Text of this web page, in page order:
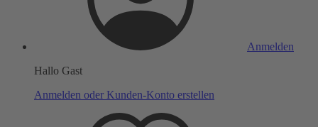
Anmelden
Hallo Gast
Anmelden oder Kunden-Konto erstellen